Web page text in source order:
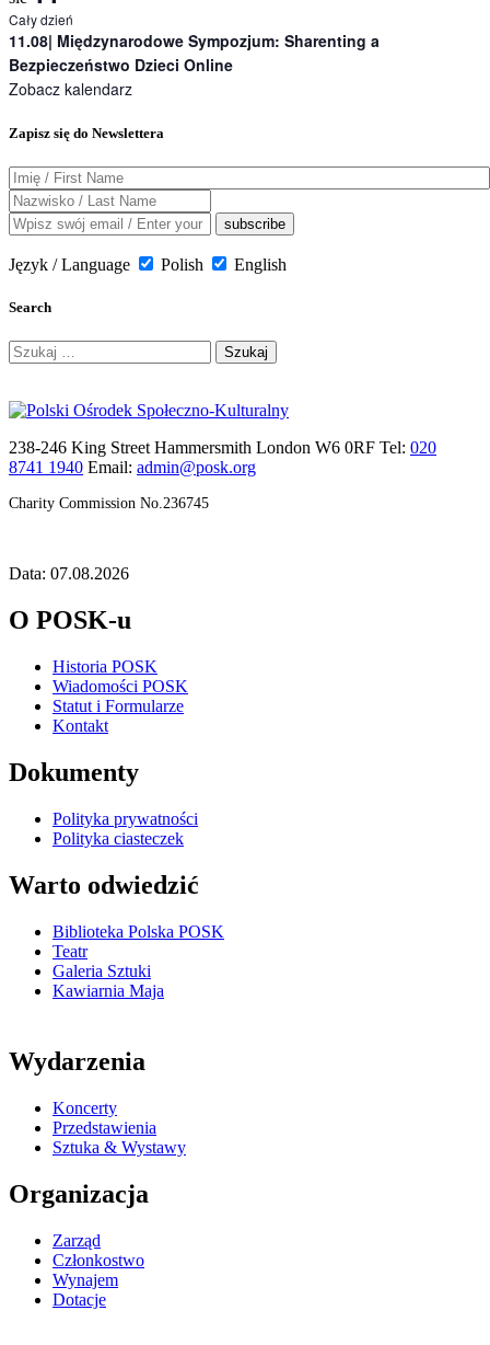
Cały dzień
11.08| Międzynarodowe Sympozjum: Sharenting a
Bezpieczeństwo Dzieci Online
Zobacz kalendarz
Zapisz się do Newslettera
Język / Language Polish English
Search
Szukaj:
238-246 King Street Hammersmith London W6 0RF Tel: 020
8741 1940 Email: admin@posk.org
Charity Commission No.236745
Data: 07.08.2026
O POSK-u
Historia POSK
Wiadomości POSK
Statut i Formularze
Kontakt
Dokumenty
Polityka prywatności
Polityka ciasteczek
Warto odwiedzić
Biblioteka Polska POSK
Teatr
Galeria Sztuki
Kawiarnia Maja
Wydarzenia
Koncerty
Przedstawienia
Sztuka & Wystawy
Organizacja
Zarząd
Członkostwo
Wynajem
Dotacje